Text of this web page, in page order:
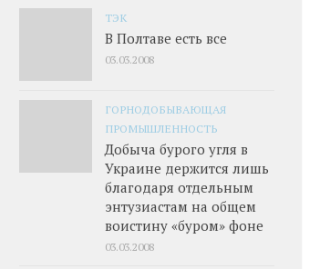
ТЭК
В Полтаве есть все
03.03.2008
ГОРНОДОБЫВАЮЩАЯ
ПРОМЫШЛЕННОСТЬ
Добыча бурого угля в
Украине держится лишь
благодаря отдельным
энтузиастам на общем
воистину «буром» фоне
03.03.2008